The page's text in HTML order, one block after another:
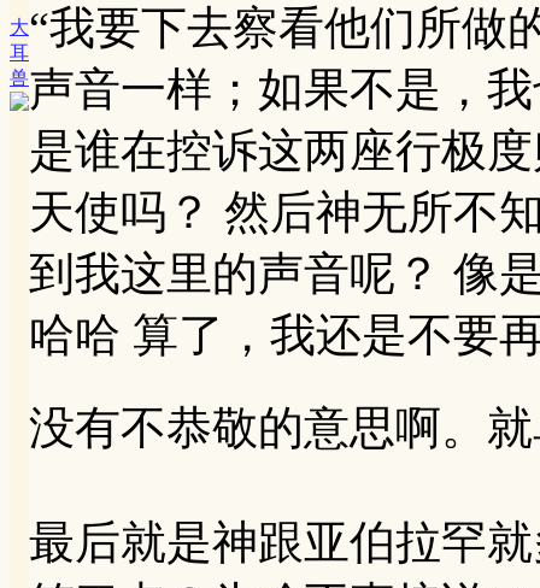
大
耳
兽
“我要下去察看他们所做
声音一样；如果不是，
是谁在控诉这两座行极
天使吗？ 然后神无所不
到我这里的声音呢？ 像
哈哈 算了，我还是不要
没有不恭敬的意思啊。
最后就是神跟亚伯拉罕